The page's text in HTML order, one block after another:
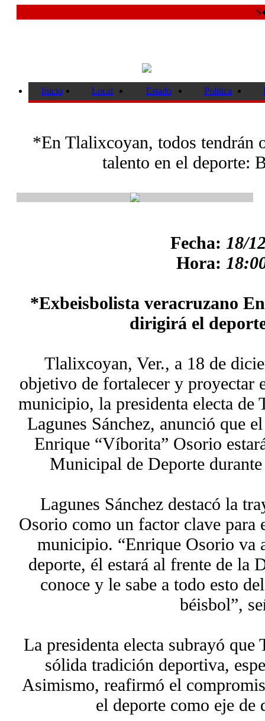
Inicio Local Estado Politica
*En Tlalixcoyan, todos tendrán
talento en el deporte:
Fecha: 18/
Hora:
*Exbeisbolista veracruzano
dirigirá el
Tlalixcoyan, Ver., a 18 de
objetivo de fortalecer y proyectar
municipio, la presidenta electa
Lagunes Sánchez, anunció que
Enrique “Víborita” Osorio
Municipal de Deporte
Lagunes Sánchez destacó la
Osorio como un factor clave
municipio. “Enrique Osorio va
deporte, él estará al frente de la
conoce y le sabe a todo esto
béisbol”,
La presidenta electa subrayó
sólida tradición deportiva,
Asimismo, reafirmó el
el deporte como eje de